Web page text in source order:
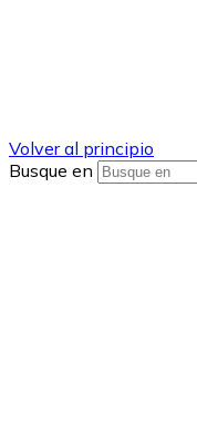
Volver al principio
Busque en